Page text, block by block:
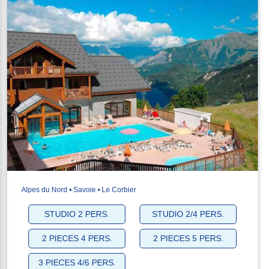
Alpes du Nord • Savoie • Le Corbier
STUDIO 2 PERS. STUDIO 2/4 PERS.
2 PIECES 4 PERS. 2 PIECES 5 PERS.
3 PIECES 4/6 PERS.